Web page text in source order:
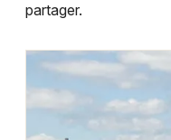
partager.